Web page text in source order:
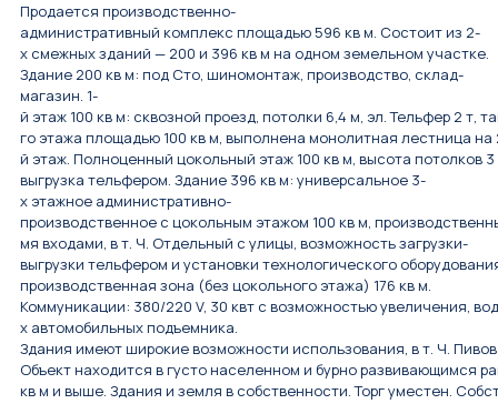
Продается производственно-
административный комплекс площадью 596 кв м. Состоит из 2-
х смежных зданий — 200 и 396 кв м на одном земельном участке.
Здание 200 кв м: под Сто, шиномонтаж, производство, склад-
магазин. 1-
й этаж 100 кв м: сквозной проезд, потолки 6,4 м, эл. Тельфер 2 т,
го этажа площадью 100 кв м, выполнена монолитная лестница на
й этаж. Полноценный цокольный этаж 100 кв м, высота потолков
выгрузка тельфером. Здание 396 кв м: универсальное 3-
х этажное административно-
производственное с цокольным этажом 100 кв м,
мя входами, в т. Ч. Отдельный с улицы, возможность загрузки-
выгрузки тельфером и установки технологического
производственная зона (без цокольного этажа) 176 кв м.
Коммуникации: 380/220 V, 30 квт с возможностью увеличения,
х автомобильных подъемника.
Здания имеют широкие возможности использования, в т. Ч.
Объект находится в густо населенном и бурно развивающимся
кв м и выше. Здания и земля в собственности. Торг уместен.